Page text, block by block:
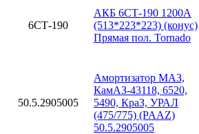
6СТ-190
АКБ 6СТ-190 1200А
(513*223*223) (конус)
Прямая пол. Tornado
50.5.2905005
Амортизатор МАЗ,
КамАЗ-43118, 6520,
5490, КраЗ, УРАЛ
(475/775) (PAAZ)
50.5.2905005